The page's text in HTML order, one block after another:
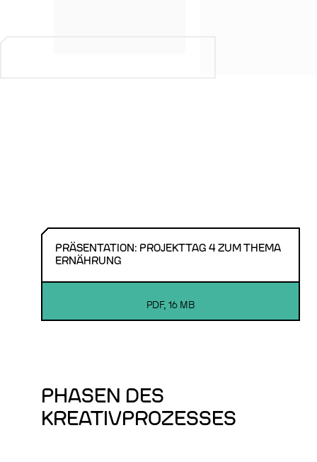
PRÄSENTATION: PROJEKTTAG 4 ZUM THEMA
ERNÄHRUNG
PDF,16 MB
PHASEN DES
KREATIVPROZESSES